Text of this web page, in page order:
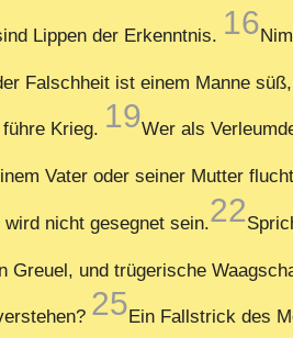
Lippen der Erkenntnis. 16
Falschheit ist einem Manne
Krieg. 19Wer als
Vater oder seiner Mutter
nicht gesegnet sein.22
Greuel, und trügerische
25Ein Fallstrick des